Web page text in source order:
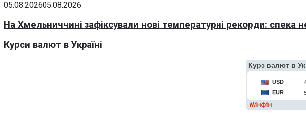
05.08.202605.08.2026
На Хмельниччині зафіксували нові температурні рекорди: спека
Курси валют в Україні